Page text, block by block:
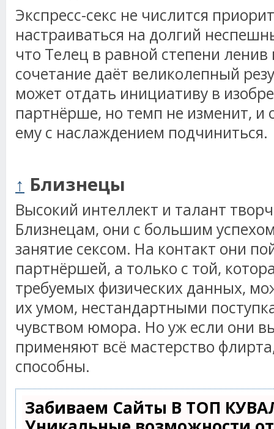
Экспресс-секс не числится
настраиваться на долгий
что Телец в равной степени ленив
сочетание даёт великолепный
может отдать инициативу в
партнёрше, но темп не изменит, и
ему с наслаждением подчиниться.
↑ Близнецы
Высокий интеллект и талант
Близнецам, они с большим
занятие сексом. На контакт они
партнёршей, а только с той,
требуемых физических данных,
их умом, нестандартными
чувством юмора. Но уж если они
применяют всё мастерство
способны.
Забиваем Сайты В ТОП